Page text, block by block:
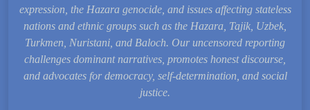
expression, the Hazara genocide, and issues
nations and ethnic groups such as the Hazara,
Turkmen, Nuristani, and Baloch. Our
challenges dominant narratives, promotes
and advocates for democracy, self-